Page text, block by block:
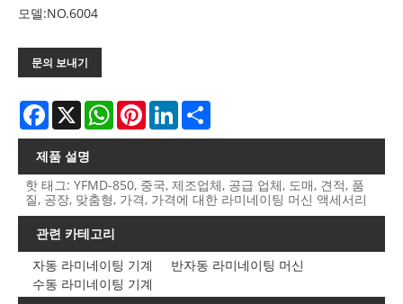
모델:NO.6004
문의 보내기
Facebook
X WhatsAppPinterestLinkedIn
제품 설명
핫 태그: YFMD-850, 중국, 제조업체, 공급 업체, 도매, 견적, 품
질, 공장, 맞춤형, 가격, 가격에 대한 라미네이팅 머신 액세서리
관련 카테고리
자동 라미네이팅 기계
반자동 라미네이팅 머신
수동 라미네이팅 기계